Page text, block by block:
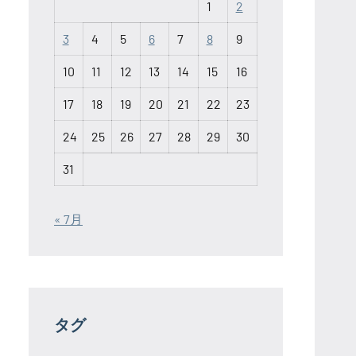
1 2
3 4 5 6 7 8 9
10 11 12 13 14 15 16
17 18 19 20 21 22 23
24 25 26 27 28 29 30
31
« 7月
タグ